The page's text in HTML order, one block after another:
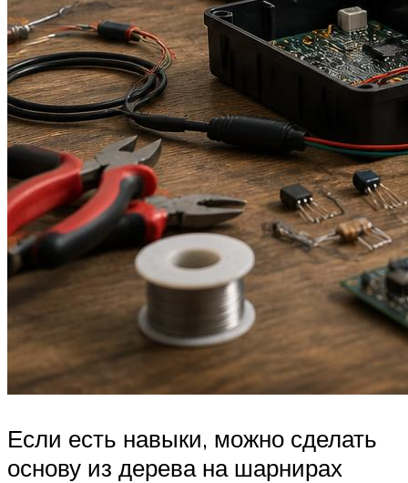
Если есть навыки, можно сделать
основу из дерева на шарнирах